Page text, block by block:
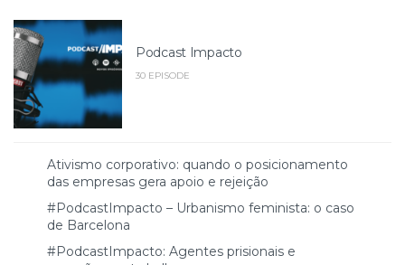
Podcast Impacto
30 EPISODE
Ativismo corporativo: quando o posicionamento
das empresas gera apoio e rejeição
#PodcastImpacto – Urbanismo feminista: o caso
de Barcelona
#PodcastImpacto: Agentes prisionais e